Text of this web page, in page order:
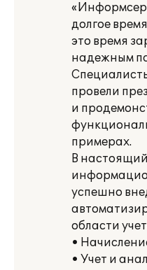
долгое
это время
надежным
провели
и
примерах.
В
успешно
области
•
• Учет и